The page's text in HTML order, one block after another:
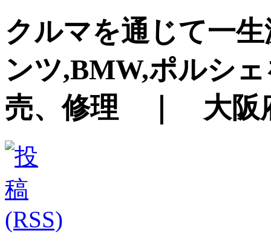
クルマを通じて一
ンツ,BMW,ポルシ
売、修理 ｜ 大阪